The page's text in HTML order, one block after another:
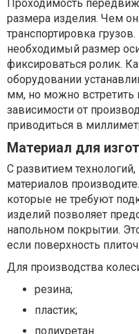
Проходимость
размера изделия. Чем
транспортировка
необходимый размер
фиксироваться ролик.
оборудовании
мм, но можно встретить
зависимости от
приводиться в
Материал для
С развитием
материалов
которые не требуют
изделий позволяет
напольном покрытии.
если поверхность
Для производства
резина;
пластик;
полиуретан.